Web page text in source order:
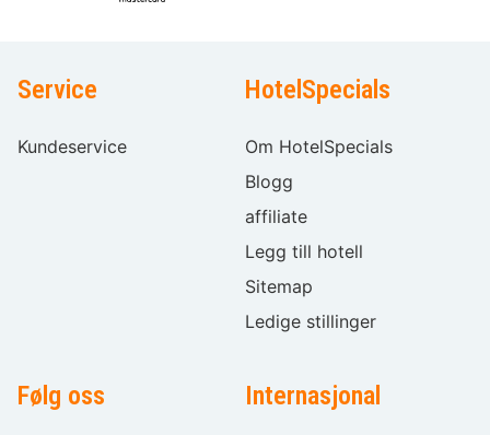
Service
Kundeservice
HotelSpecials
Om HotelSpecials
Blogg
affiliate
Legg till hotell
Sitemap
Ledige stillinger
Følg oss Internasjonal